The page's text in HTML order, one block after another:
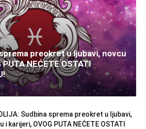
preokret u ljubavi, novcu
NEĆETE OSTATI
Sudbina sprema preokret u ljubavi,
i karijeri, OVOG PUTA NEĆETE OSTATI